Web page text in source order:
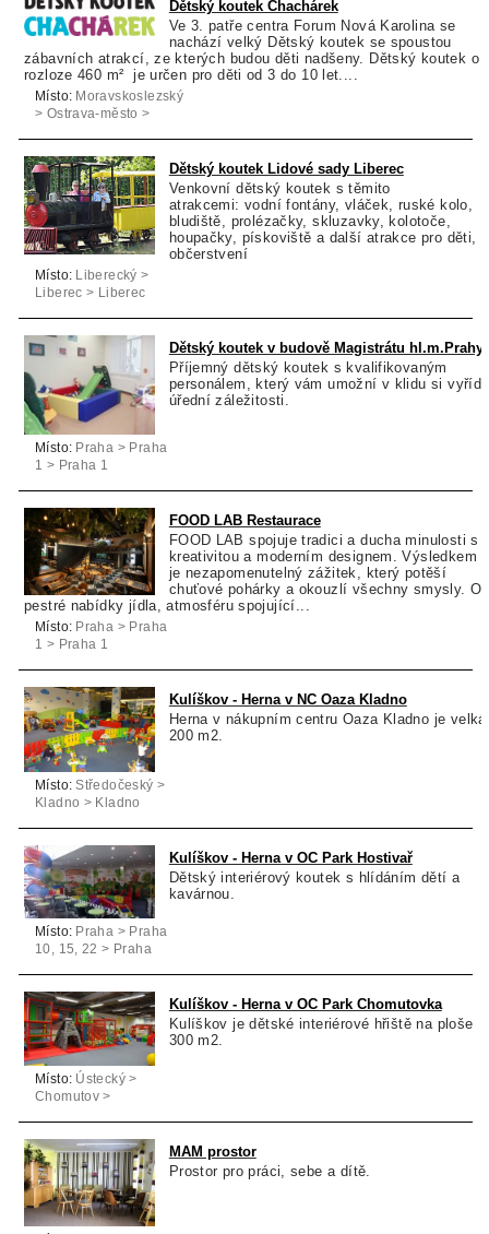
Dětský koutek Chachárek
Ve 3. patře centra Forum Nová Karolina se
nachází velký Dětský koutek se spoustou
zábavních atrakcí, ze kterých budou děti nadšeny. Dětský koutek o
rozloze 460 m² je určen pro děti od 3 do 10 let....
Místo: Moravskoslezský
> Ostrava-město >
Dětský koutek Lidové sady Liberec
Venkovní dětský koutek s těmito
atrakcemi: vodní fontány, vláček, ruské kolo,
bludiště, prolézačky, skluzavky, kolotoče,
houpačky, pískoviště a další atrakce pro děti,
občerstvení
Místo:
Liberecký >
Liberec > Liberec
Dětský koutek v budově Magistrátu hl.m.Prahy
Příjemný dětský koutek s kvalifikovaným
personálem, který vám umožní v klidu si vyřídit
úřední záležitosti.
Místo: Praha > Praha
1 > Praha 1
FOOD LAB Restaurace
FOOD LAB spojuje tradici a ducha minulosti s
kreativitou a moderním designem. Výsledkem
je nezapomenutelný zážitek, který potěší
chuťové pohárky a okouzlí všechny smysly. Od
pestré nabídky jídla, atmosféru spojující...
Místo: Praha > Praha
1 > Praha 1
Kulíškov - Herna v NC Oaza Kladno
Herna v nákupním centru Oaza Kladno je velká
200 m2.
Místo: Středočeský >
Kladno > Kladno
Kulíškov - Herna v OC Park Hostivař
Dětský interiérový koutek s hlídáním dětí a
kavárnou.
Místo: Praha > Praha
10, 15, 22 > Praha
Kulíškov - Herna v OC Park Chomutovka
Kulíškov je dětské interiérové hřiště na ploše
300 m2.
Místo: Ústecký >
Chomutov >
MAM prostor
Prostor pro práci, sebe a dítě.